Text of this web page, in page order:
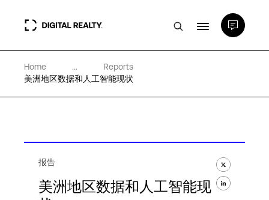
数据中心
专业知识和资源
Home ...
Reports
美洲地区数据和人工智能现状
报告
美洲地区数据和人工智能现